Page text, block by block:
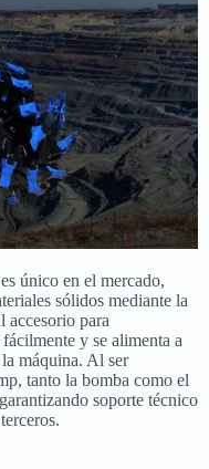
único en el mercado,
sólidos mediante la
accesorio para
y se alimenta a
máquina. Al ser
tanto la bomba como el
soporte técnico